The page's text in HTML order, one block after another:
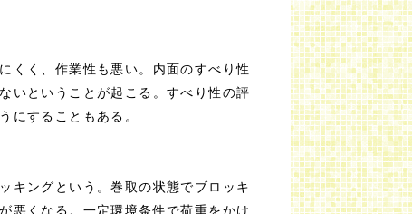
くく、作業性も悪い。内面のすべり性
いということが起こる。すべり性の評
にすることもある。
キングという。巻取の状態でブロッキ
悪くなる。一定環境条件で荷重をかけ